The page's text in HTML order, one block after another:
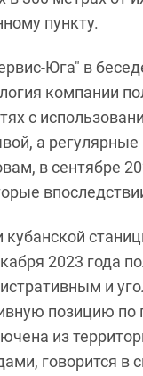
пункту.
в
компании
с
а
в сентябре
2023 года
и
позицию по
из
говорится в